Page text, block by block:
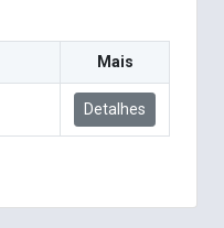
Mais
Detalhes